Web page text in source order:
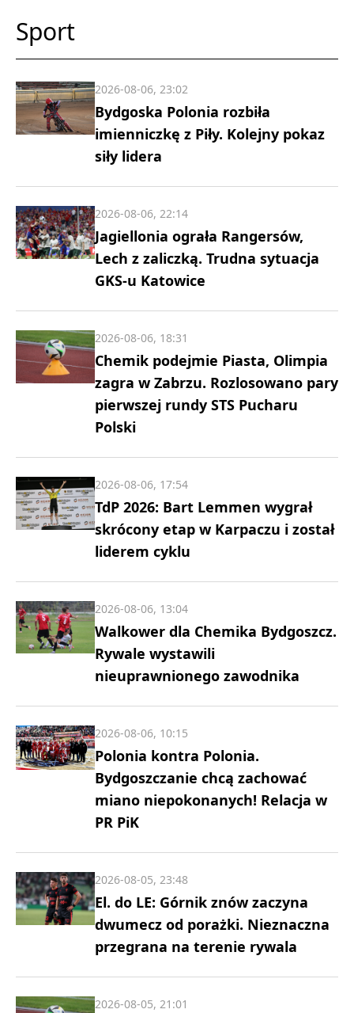
Sport
Bydgoska Polonia rozbiła
imienniczkę z Piły. Kolejny pokaz
siły lidera
2026-08-06, 23:02
Jagiellonia ograła Rangersów,
Lech z zaliczką. Trudna sytuacja
GKS-u Katowice
2026-08-06, 22:14
Chemik podejmie Piasta, Olimpia
zagra w Zabrzu. Rozlosowano pary
pierwszej rundy STS Pucharu
Polski
2026-08-06, 18:31
TdP 2026: Bart Lemmen wygrał
skrócony etap w Karpaczu i został
liderem cyklu
2026-08-06, 17:54
Walkower dla Chemika Bydgoszcz.
Rywale wystawili
nieuprawnionego zawodnika
2026-08-06, 13:04
Polonia kontra Polonia.
Bydgoszczanie chcą zachować
miano niepokonanych! Relacja w
PR PiK
2026-08-06, 10:15
El. do LE: Górnik znów zaczyna
dwumecz od porażki. Nieznaczna
przegrana na terenie rywala
2026-08-05, 23:48
2026-08-05, 21:01